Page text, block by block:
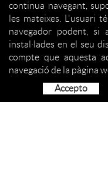
continua navegant,
les mateixes. L'usuari
navegador podent, si
instal·lades en el seu
compte que aquesta
navegació de la pàgina
Accepto